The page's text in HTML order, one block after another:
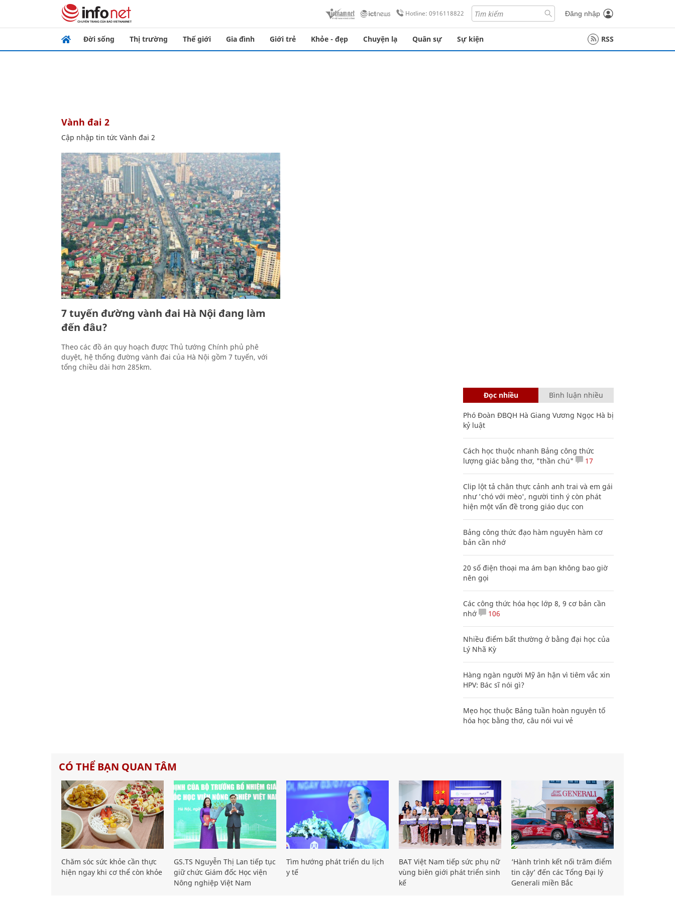
Hotline: 0916118822 Đăng nhập
Đời sống Thị trường Thế giới Gia đình Giới trẻ Khỏe - đẹp Chuyện lạ Quân sự Sự kiện RSS
Vành đai 2
Cập nhập tin tức Vành đai 2
7 tuyến đường vành đai Hà Nội đang làm
đến đâu?
Theo các đồ án quy hoạch được Thủ tướng Chính phủ phê
duyệt, hệ thống đường vành đai của Hà Nội gồm 7 tuyến, với
tổng chiều dài hơn 285km.
Đọc nhiều Bình luận nhiều
Phó Đoàn ĐBQH Hà Giang Vương Ngọc Hà bị
kỷ luật
Cách học thuộc nhanh Bảng công thức
lượng giác bằng thơ, "thần chú"
17
Clip lột tả chân thực cảnh anh trai và em gái
như 'chó với mèo', người tinh ý còn phát
hiện một vấn đề trong giáo dục con
Bảng công thức đạo hàm nguyên hàm cơ
bản cần nhớ
20 số điện thoại ma ám bạn không bao giờ
nên gọi
Các công thức hóa học lớp 8, 9 cơ bản cần
nhớ
106
Nhiều điểm bất thường ở bằng đại học của
Lý Nhã Kỳ
Hàng ngàn người Mỹ ân hận vì tiêm vắc xin
HPV: Bác sĩ nói gì?
Mẹo học thuộc Bảng tuần hoàn nguyên tố
hóa học bằng thơ, câu nói vui vẻ
CÓ THỂ BẠN QUAN TÂM
Chăm sóc sức khỏe cần thực
hiện ngay khi cơ thể còn khỏe
GS.TS Nguyễn Thị Lan tiếp tục
giữ chức Giám đốc Học viện
Nông nghiệp Việt Nam
Tìm hướng phát triển du lịch
y tế
BAT Việt Nam tiếp sức phụ nữ
vùng biên giới phát triển sinh
kế
‘Hành trình kết nối trăm điểm
tin cậy’ đến các Tổng Đại lý
Generali miền Bắc